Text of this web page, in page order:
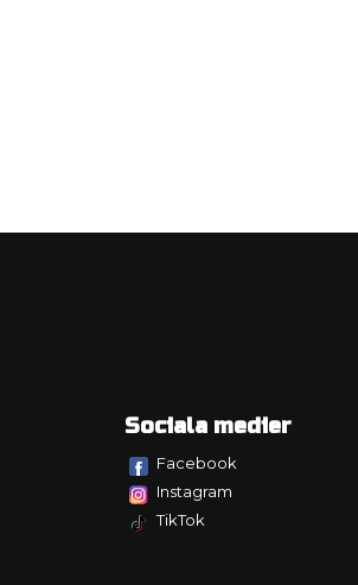
Sociala medier
Facebook
Instagram
TikTok